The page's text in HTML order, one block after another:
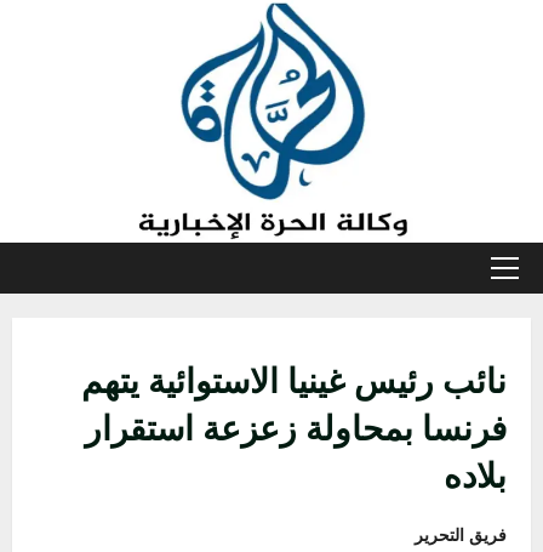
القائمة
نائب رئيس غينيا الاستوائية يتهم
فرنسا بمحاولة زعزعة استقرار
بلاده
فريق التحرير